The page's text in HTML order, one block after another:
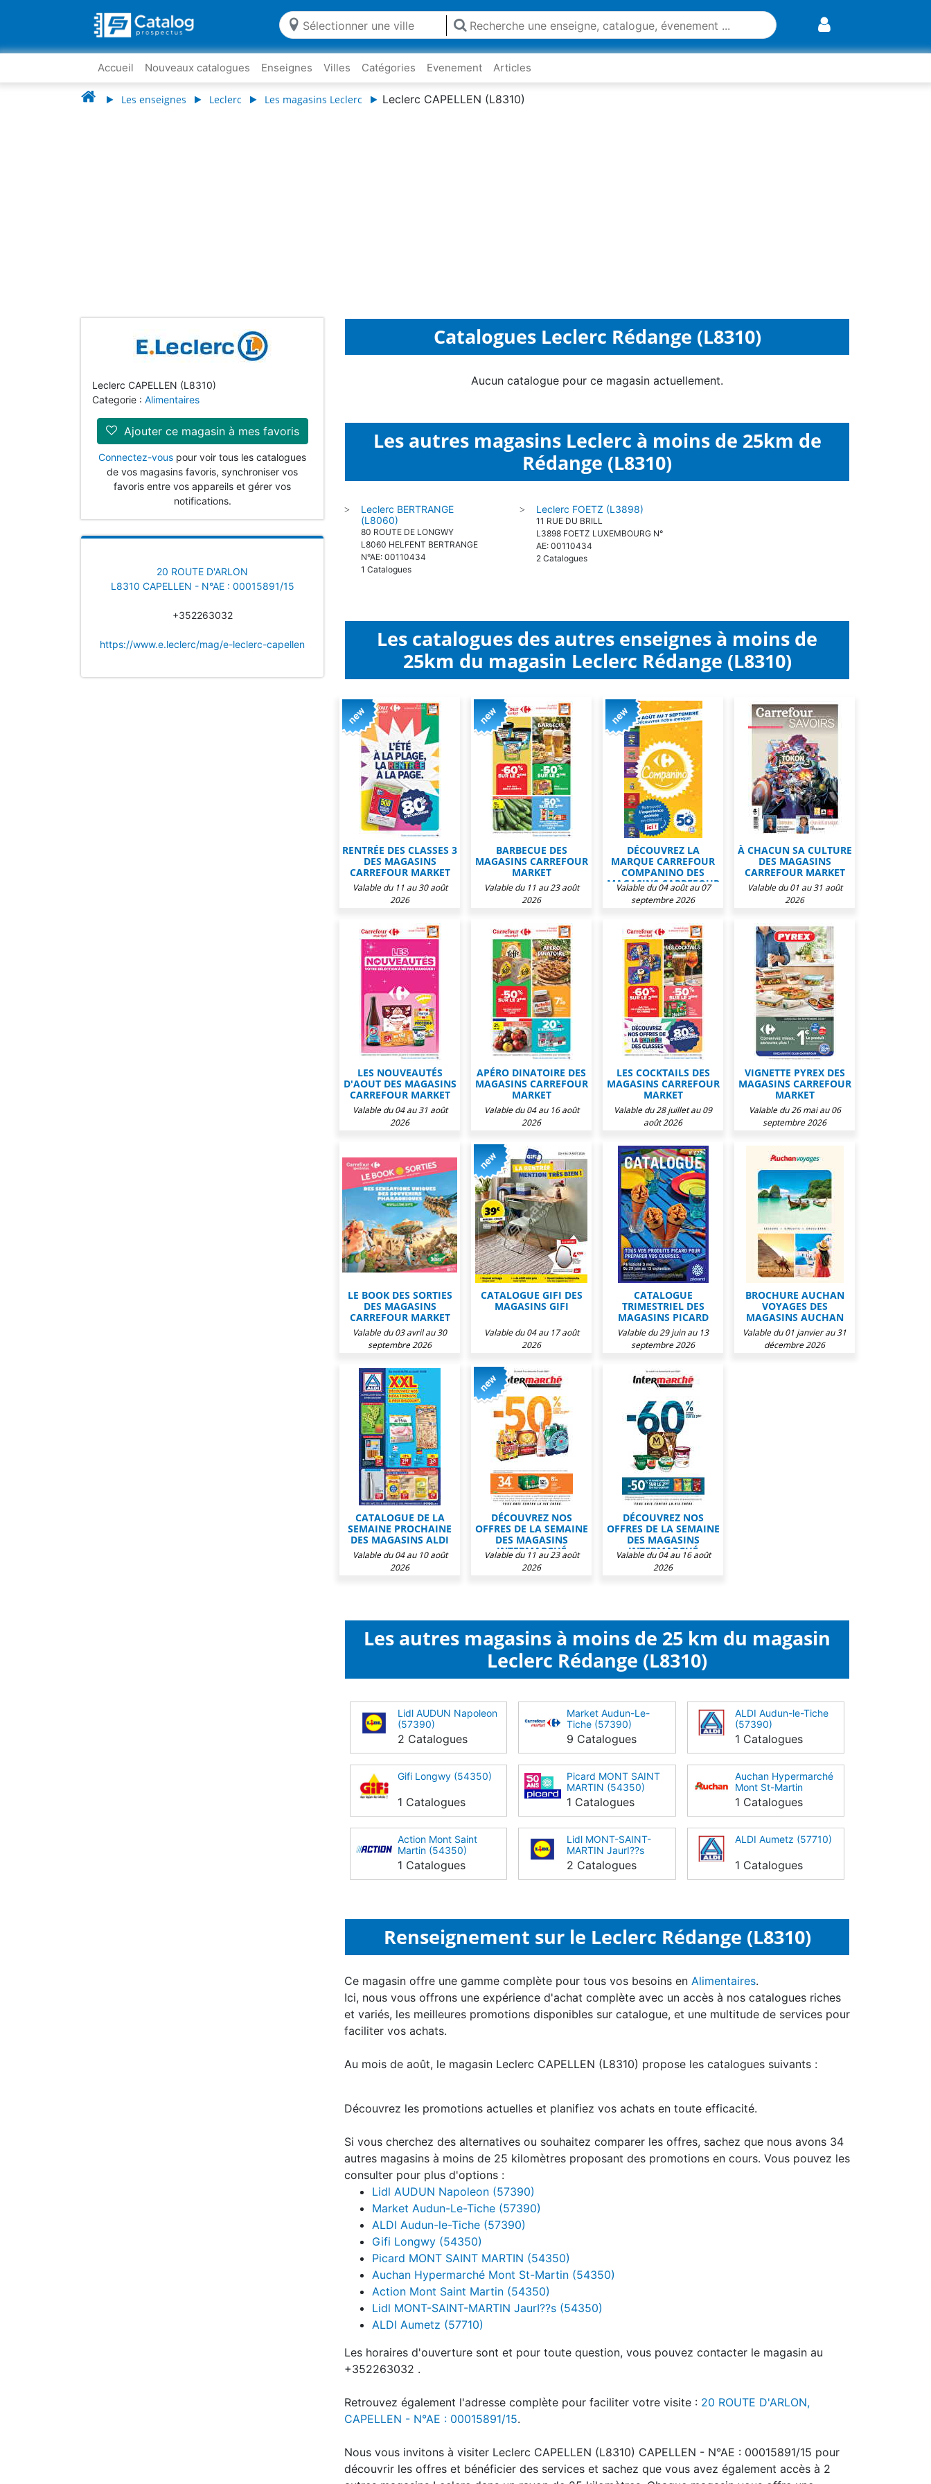
Accueil Nouveaux catalogues Enseignes Villes Catégories Evenement Articles
Les enseignes Leclerc Les magasins Leclerc Leclerc CAPELLEN (L8310)
Leclerc CAPELLEN (L8310)
Categorie : Alimentaires
Ajouter ce magasin à mes favoris
Connectez-vous pour voir tous les catalogues
de vos magasins favoris, synchroniser vos
favoris entre vos appareils et gérer vos
notifications.
20 ROUTE D'ARLON
L8310 CAPELLEN - N°AE : 00015891/15
+352263032
https://www.e.leclerc/mag/e-leclerc-capellen
Catalogues Leclerc Rédange (L8310)
Aucun catalogue pour ce magasin actuellement.
Les autres magasins Leclerc à moins de 25km de
Rédange (L8310)
>
Leclerc BERTRANGE
(L8060)
80 ROUTE DE LONGWY
L8060 HELFENT BERTRANGE
N°AE: 00110434
1 Catalogues
> Leclerc FOETZ (L3898)
11 RUE DU BRILL
L3898 FOETZ LUXEMBOURG N°
AE: 00110434
2 Catalogues
Les catalogues des autres enseignes à moins de
25km du magasin Leclerc Rédange (L8310)
RENTRÉE DES CLASSES 3
DES MAGASINS
CARREFOUR MARKET
Valable du 11 au 30 août
2026
BARBECUE DES
MAGASINS CARREFOUR
MARKET
Valable du 11 au 23 août
2026
DÉCOUVREZ LA
MARQUE CARREFOUR
COMPANINO DES
MAGASINS CARREFOUR
MARKET
Valable du 04 août au 07
septembre 2026
À CHACUN SA CULTURE
DES MAGASINS
CARREFOUR MARKET
Valable du 01 au 31 août
2026
LES NOUVEAUTÉS
D'AOUT DES MAGASINS
CARREFOUR MARKET
Valable du 04 au 31 août
2026
APÉRO DINATOIRE DES
MAGASINS CARREFOUR
MARKET
Valable du 04 au 16 août
2026
LES COCKTAILS DES
MAGASINS CARREFOUR
MARKET
Valable du 28 juillet au 09
août 2026
VIGNETTE PYREX DES
MAGASINS CARREFOUR
MARKET
Valable du 26 mai au 06
septembre 2026
LE BOOK DES SORTIES
DES MAGASINS
CARREFOUR MARKET
Valable du 03 avril au 30
septembre 2026
CATALOGUE GIFI DES
MAGASINS GIFI
Valable du 04 au 17 août
2026
CATALOGUE
TRIMESTRIEL DES
MAGASINS PICARD
Valable du 29 juin au 13
septembre 2026
BROCHURE AUCHAN
VOYAGES DES
MAGASINS AUCHAN
Valable du 01 janvier au 31
décembre 2026
CATALOGUE DE LA
SEMAINE PROCHAINE
DES MAGASINS ALDI
Valable du 04 au 10 août
2026
DÉCOUVREZ NOS
OFFRES DE LA SEMAINE
DES MAGASINS
INTERMARCHÉ
Valable du 11 au 23 août
2026
DÉCOUVREZ NOS
OFFRES DE LA SEMAINE
DES MAGASINS
INTERMARCHÉ
Valable du 04 au 16 août
2026
Les autres magasins à moins de 25 km du magasin
Leclerc Rédange (L8310)
Lidl AUDUN Napoleon
(57390)
2 Catalogues
Market Audun-Le-
Tiche (57390)
9 Catalogues
ALDI Audun-le-Tiche
(57390)
1 Catalogues
Gifi Longwy (54350)
1 Catalogues
Picard MONT SAINT
MARTIN (54350)
1 Catalogues
Auchan Hypermarché
Mont St-Martin
(54350)
1 Catalogues
Action Mont Saint
Martin (54350)
1 Catalogues
Lidl MONT-SAINT-
MARTIN JaurI??s
(54350)
2 Catalogues
ALDI Aumetz (57710)
1 Catalogues
Renseignement sur le Leclerc Rédange (L8310)
Ce magasin offre une gamme complète pour tous vos besoins en Alimentaires.
Ici, nous vous offrons une expérience d'achat complète avec un accès à nos catalogues riches
et variés, les meilleures promotions disponibles sur catalogue, et une multitude de services pour
faciliter vos achats.
Au mois de août, le magasin Leclerc CAPELLEN (L8310) propose les catalogues suivants :
Découvrez les promotions actuelles et planifiez vos achats en toute efficacité.
Si vous cherchez des alternatives ou souhaitez comparer les offres, sachez que nous avons 34
autres magasins à moins de 25 kilomètres proposant des promotions en cours. Vous pouvez les
consulter pour plus d'options :
Lidl AUDUN Napoleon (57390)
Market Audun-Le-Tiche (57390)
ALDI Audun-le-Tiche (57390)
Gifi Longwy (54350)
Picard MONT SAINT MARTIN (54350)
Auchan Hypermarché Mont St-Martin (54350)
Action Mont Saint Martin (54350)
Lidl MONT-SAINT-MARTIN JaurI??s (54350)
ALDI Aumetz (57710)
Les horaires d'ouverture sont et pour toute question, vous pouvez contacter le magasin au
+352263032 .
Retrouvez également l'adresse complète pour faciliter votre visite : 20 ROUTE D'ARLON,
CAPELLEN - N°AE : 00015891/15.
Nous vous invitons à visiter Leclerc CAPELLEN (L8310) CAPELLEN - N°AE : 00015891/15 pour
découvrir les offres et bénéficier des services et sachez que vous avez également accès à 2